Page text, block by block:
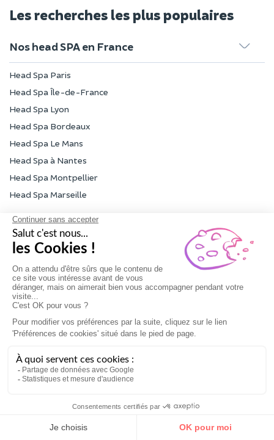
Les recherches les plus populaires
Nos head SPA en France
Head Spa Paris
Head Spa Île-de-France
Head Spa Lyon
Head Spa Bordeaux
Head Spa Le Mans
Head Spa à Nantes
Head Spa Montpellier
Head Spa Marseille
Rejoignez nous aussi sur :
À propos